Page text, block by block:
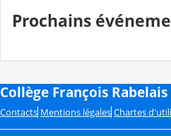
Prochains
Collège François Rabelais
Contacts Mentions légales Chartes